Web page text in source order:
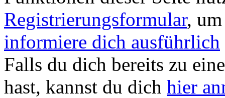
Registrierungsformular,
informiere dich ausführlich
Falls du dich bereits zu
hast, kannst du dich hier